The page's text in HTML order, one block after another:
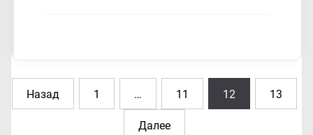
Навигация
Назад 1 … 11 12 13
Далее